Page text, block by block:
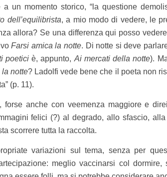
un momento storico, “la questione
dell’equilibrista, a mio modo di vedere, le
allora? Se una differenza qui posso
Farsi amica la notte. Di notte si deve
poeticiè, appunto, Ai mercati della notte).
la notte? Ladolfi vede bene che il poeta non
(p. 11).
forse anche con veemenza maggiore e
felici (?) al degrado, allo sfascio, alla
scorrere tutta la raccolta.
variazioni sul tema, senza per
meglio vaccinarsi col dormire,